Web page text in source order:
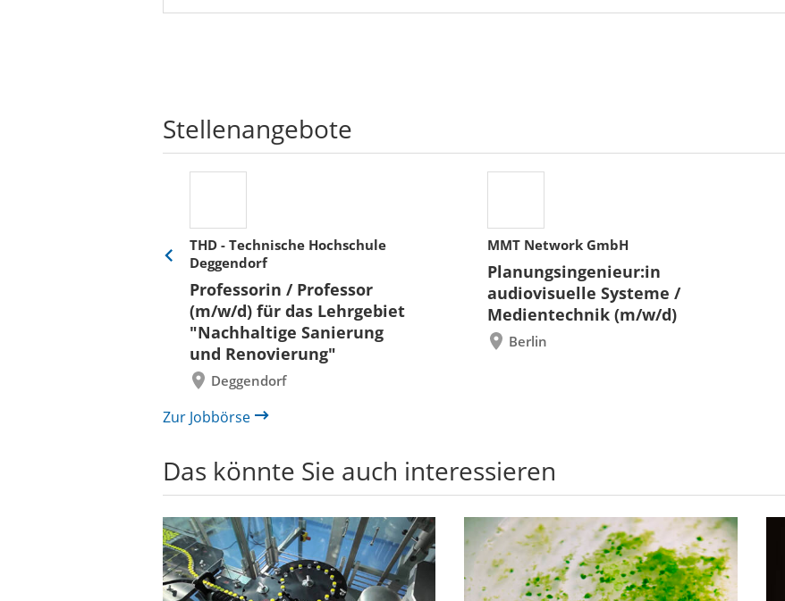
Stellenangebote
THD - Technische Hochschule
Deggendorf
Professorin / Professor
(m/w/d) für das Lehrgebiet
"Nachhaltige Sanierung
und Renovierung"
Deggendorf
MMT Network GmbH
Planungsingenieur:in
audiovisuelle Systeme /
Medientechnik (m/w/d)
Berlin
Eine
zurück
Zur Jobbörse
Das könnte Sie auch interessieren